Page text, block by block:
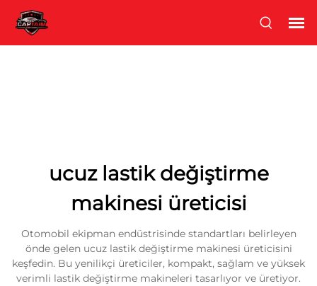
ucuz lastik değiştirme
makinesi üreticisi
Otomobil ekipman endüstrisinde standartları belirleyen
önde gelen ucuz lastik değiştirme makinesi üreticisini
keşfedin. Bu yenilikçi üreticiler, kompakt, sağlam ve yüksek
verimli lastik değiştirme makineleri tasarlıyor ve üretiyor.